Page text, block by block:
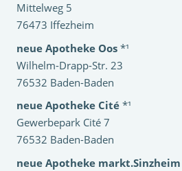
Mittelweg 5
76473 Iffezheim
neue Apotheke Oos *¹
Wilhelm-Drapp-Str. 23
76532 Baden-Baden
neue Apotheke Cité *¹
Gewerbepark Cité 7
76532 Baden-Baden
neue Apotheke markt.Sinzheim